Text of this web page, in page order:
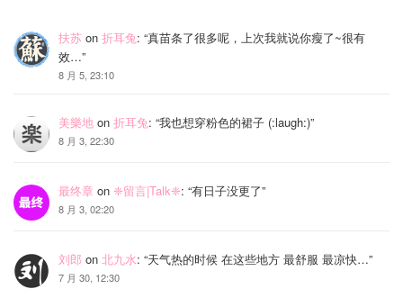
扶苏 on 折耳兔: “真苗条了很多呢，上次我就说你瘦了~很有
效…”
8 月 5, 23:10
美樂地 on 折耳兔: “我也想穿粉色的裙子 (:laugh:)”
8 月 3, 22:30
最终章 on ❈留言|Talk❈: “有日子没更了”
8 月 3, 02:20
刘郎 on 北九水: “天气热的时候 在这些地方 最舒服 最凉快…”
7 月 30, 12:30